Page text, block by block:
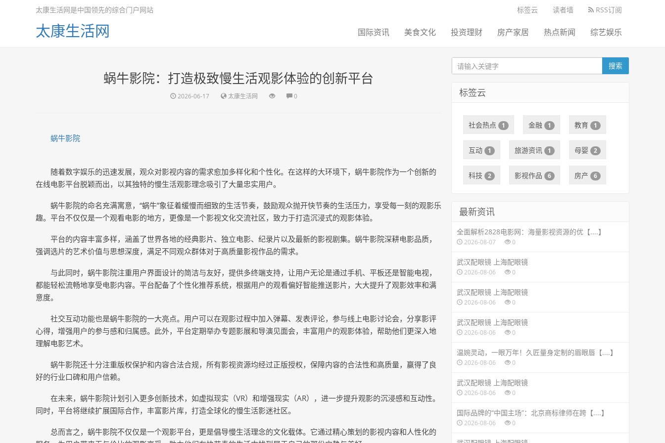
标签云 读者墙 RSS订阅
太康生活网是中国领先的综合门户网站
太康生活网 国际资讯 美食文化 投资理财 房产家居 热点新闻 综艺娱乐
蜗牛影院：打造极致慢生活观影体验的创新平台
2026-06-17 太康生活网 0
蜗牛影院
随着数字娱乐的迅速发展，观众对影视内容的需求愈加多样化和个性化。在这样的大环境下，蜗牛影院作为一个创新的
在线电影平台脱颖而出，以其独特的慢生活观影理念吸引了大量忠实用户。
蜗牛影院的命名充满寓意，“蜗牛”象征着缓慢而细致的生活节奏，鼓励观众抛开快节奏的生活压力，享受每一刻的观影乐
趣。平台不仅仅是一个观看电影的地方，更像是一个影视文化交流社区，致力于打造沉浸式的观影体验。
平台的内容丰富多样，涵盖了世界各地的经典影片、独立电影、纪录片以及最新的影视剧集。蜗牛影院深耕电影品质，
强调选片的艺术价值与思想深度，满足不同观众群体对于高质量影视作品的需求。
与此同时，蜗牛影院注重用户界面设计的简洁与友好，提供多终端支持，让用户无论是通过手机、平板还是智能电视，
都能轻松流畅地享受电影内容。平台配备了个性化推荐系统，根据用户的观看偏好智能推送影片，大大提升了观影效率和满
意度。
社交互动功能也是蜗牛影院的一大亮点。用户可以在观影过程中加入弹幕、发表评论，参与线上电影讨论会，分享影评
心得，增强用户的参与感和归属感。此外，平台定期举办专题影展和导演见面会，丰富用户的观影体验，帮助他们更深入地
理解电影艺术。
蜗牛影院还十分注重版权保护和内容合法合规，所有影视资源均经过正版授权，保障内容的合法性和高质量，赢得了良
好的行业口碑和用户信赖。
在未来，蜗牛影院计划引入更多创新技术，如虚拟现实（VR）和增强现实（AR），进一步提升观影的沉浸感和互动性。
同时，平台将继续扩展国际合作，丰富影片库，打造全球化的慢生活影迷社区。
总而言之，蜗牛影院不仅仅是一个观影平台，更是倡导慢生活理念的文化载体。它通过精心策划的影视内容和人性化的
搜索
标签云
社会热点 1 金融 1 教育 1
互动 1 旅游资讯 1 母婴 2
科技 2 影视作品 6 房产 6
最新资讯
全面解析2828电影网：海量影视资源的优【....】
2026-08-07 0
武汉配眼镜 上海配眼镜
2026-08-06 0
武汉配眼镜 上海配眼镜
2026-08-06 0
武汉配眼镜 上海配眼镜
2026-08-06 0
温婉灵动，一眼万年！久匠量身定制的眉眼唇【....】
2026-08-06 0
武汉配眼镜 上海配眼镜
2026-08-06 0
国际品牌的“中国主场”：北京商标律师在跨【....】
2026-08-06 0